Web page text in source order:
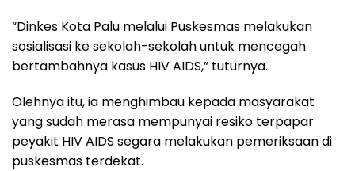
“Dinkes Kota Palu melalui Puskesmas melakukan
sosialisasi ke sekolah-sekolah untuk mencegah
bertambahnya kasus HIV AIDS,” tuturnya.
Olehnya itu, ia menghimbau kepada masyarakat
yang sudah merasa mempunyai resiko terpapar
peyakit HIV AIDS segara melakukan pemeriksaan di
puskesmas terdekat.